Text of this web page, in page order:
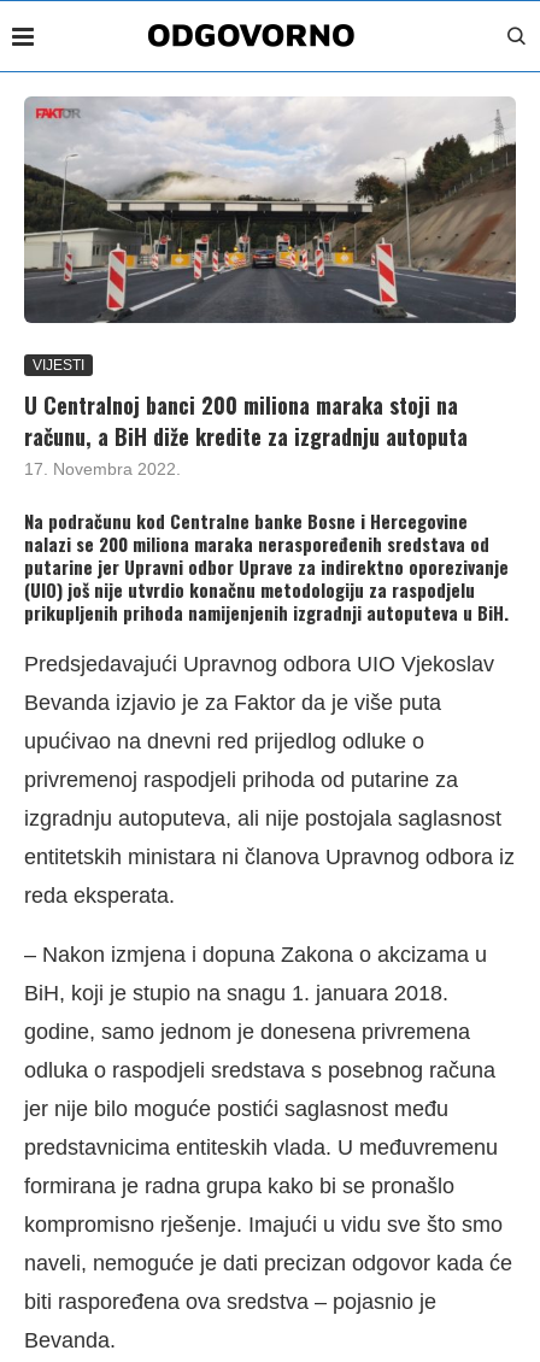
VIJESTI
U Centralnoj banci 200 miliona maraka stoji na
računu, a BiH diže kredite za izgradnju autoputa
17. Novembra 2022.
Na podračunu kod Centralne banke Bosne i Hercegovine
nalazi se 200 miliona maraka neraspoređenih sredstava od
putarine jer Upravni odbor Uprave za indirektno oporezivanje
(UIO) još nije utvrdio konačnu metodologiju za raspodjelu
prikupljenih prihoda namijenjenih izgradnji autoputeva u BiH.
Predsjedavajući Upravnog odbora UIO Vjekoslav
Bevanda izjavio je za Faktor da je više puta
upućivao na dnevni red prijedlog odluke o
privremenoj raspodjeli prihoda od putarine za
izgradnju autoputeva, ali nije postojala saglasnost
entitetskih ministara ni članova Upravnog odbora iz
reda eksperata.
– Nakon izmjena i dopuna Zakona o akcizama u
BiH, koji je stupio na snagu 1. januara 2018.
godine, samo jednom je donesena privremena
odluka o raspodjeli sredstava s posebnog računa
jer nije bilo moguće postići saglasnost među
predstavnicima entiteskih vlada. U međuvremenu
formirana je radna grupa kako bi se pronašlo
kompromisno rješenje. Imajući u vidu sve što smo
naveli, nemoguće je dati precizan odgovor kada će
biti raspoređena ova sredstva – pojasnio je
Bevanda.